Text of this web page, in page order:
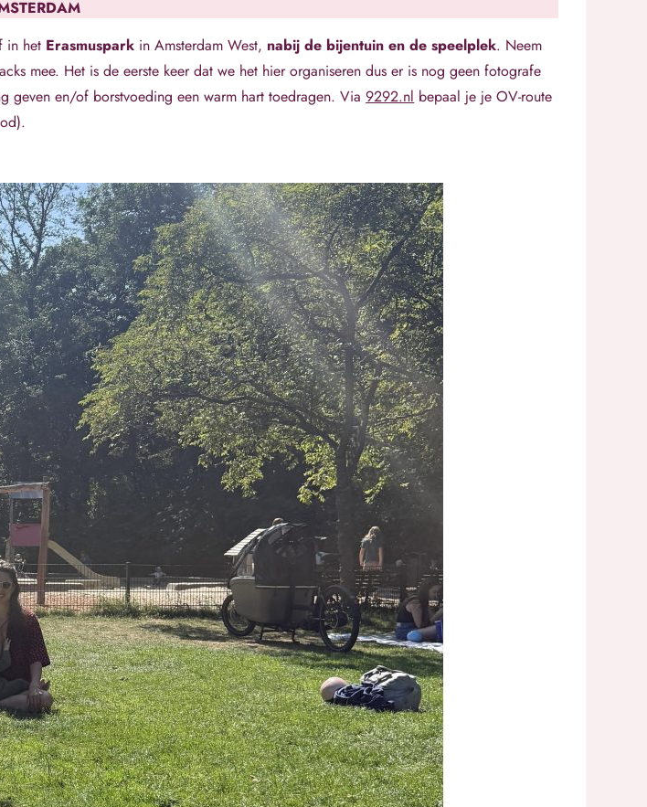
in het Erasmuspark in Amsterdam West, nabij de bijentuin en de speelplek. Neem
mee. Het is de eerste keer dat we het hier organiseren dus er is nog geen fotografe
geven en/of borstvoeding een warm hart toedragen. Via9292.nl bepaal je je OV-route